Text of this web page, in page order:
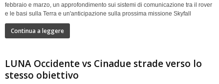
febbraio e marzo, un approfondimento sui sistemi di comunicazione tra il rover
e le basi sulla Terra e un'anticipazione sulla prossima missione Skyfall
Continua a leggere
LUNA Occidente vs Cinadue strade verso lo
stesso obiettivo